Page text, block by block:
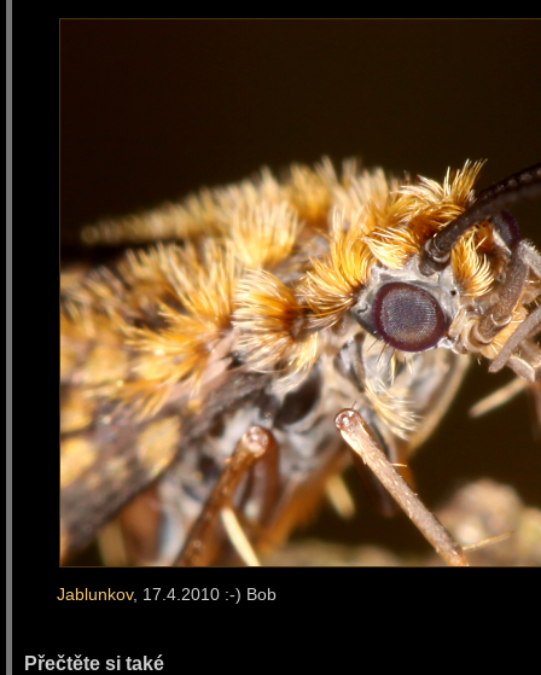
Jablunkov, 17.4.2010 :-) Bob
Přečtěte si také